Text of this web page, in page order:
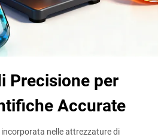
Precisione per
Accurate
incorporata nelle attrezzature di